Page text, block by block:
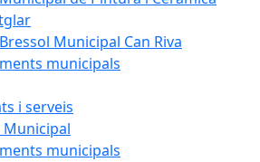
Municipal Can Riva
municipals
i serveis
Municipal
municipals